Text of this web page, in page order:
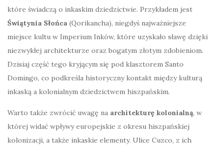
które świadczą o inkaskim dziedzictwie. Przykładem jest
Świątynia Słońca (Qorikancha), niegdyś najważniejsze
miejsce kultu w Imperium Inków, które uzyskało sławę dzięki
niezwykłej architekturze oraz bogatym złotym zdobieniom.
Dzisiaj część tego kryjącym się pod klasztorem Santo
Domingo, co podkreśla historyczny kontakt między kulturą
inkaską a kolonialnym dziedzictwem hiszpańskim.
Warto także zwrócić uwagę na architekturę kolonialną, w
której widać wpływy europejskie z okresu hiszpańskiej
kolonizacji, a także inkaskie elementy. Ulice Cuzco, z ich